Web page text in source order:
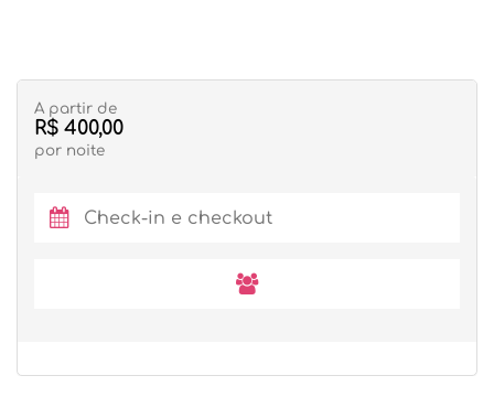
A partir de
R$ 400,00
por noite